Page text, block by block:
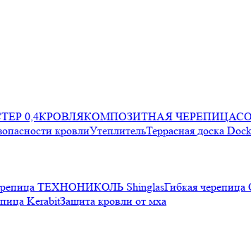
0,4КРОВЛЯКОМПОЗИТНАЯ ЧЕРЕПИЦА
кровлиУтеплительТеррасная доска
ТЕХНОНИКОЛЬ ShinglasГибкая черепица
KerabitЗащита кровли от мха